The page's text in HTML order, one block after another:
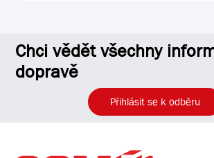
Chci vědět všechny
dopravě
Přihlásit se k odběru